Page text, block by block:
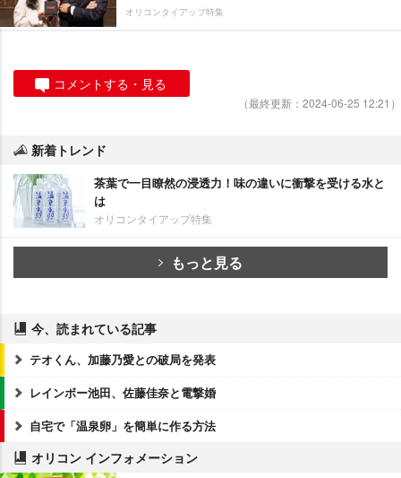
オリコンタイアップ特集
コメントする・見る
（最終更新：2024-06-25 12:21）
新着トレンド
茶葉で一目瞭然の浸透力！味の違いに衝撃を受ける水と
は
オリコンタイアップ特集
もっと見る
今、読まれている記事
テオくん、加藤乃愛との破局を発表
レインボー池田、佐藤佳奈と電撃婚
自宅で「温泉卵」を簡単に作る方法
オリコン インフォメーション